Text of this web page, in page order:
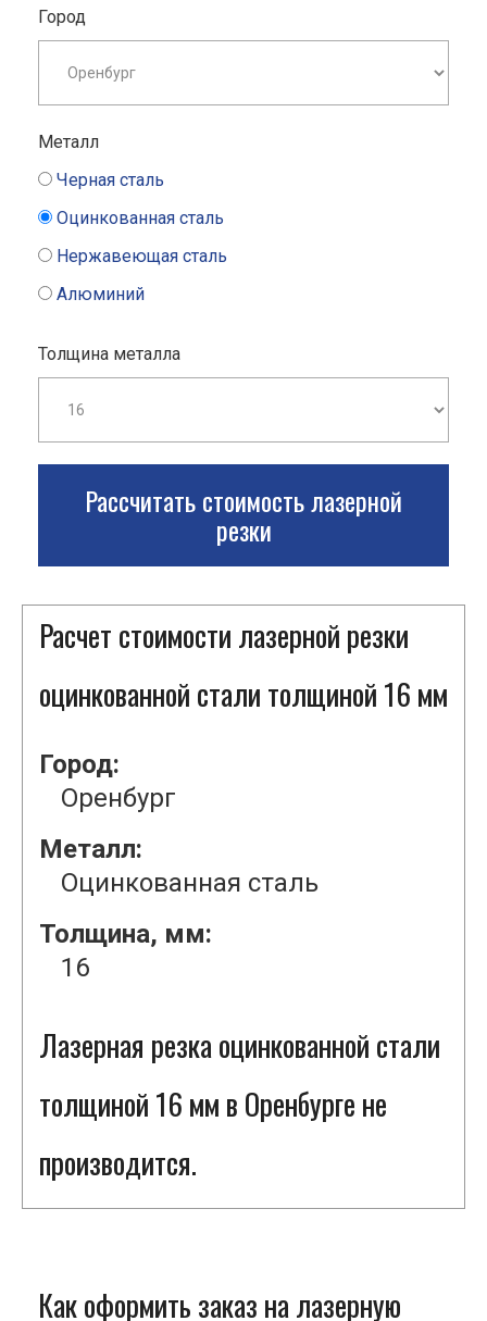
Город
Металл
Черная сталь
Оцинкованная сталь
Нержавеющая сталь
Алюминий
Толщина металла
Рассчитать стоимость лазерной
резки
Расчет стоимости лазерной резки
оцинкованной стали толщиной 16 мм
Город:
Оренбург
Металл:
Оцинкованная сталь
Толщина, мм:
16
Лазерная резка оцинкованной стали
толщиной 16 мм в Оренбурге не
производится.
Как оформить заказ на лазерную